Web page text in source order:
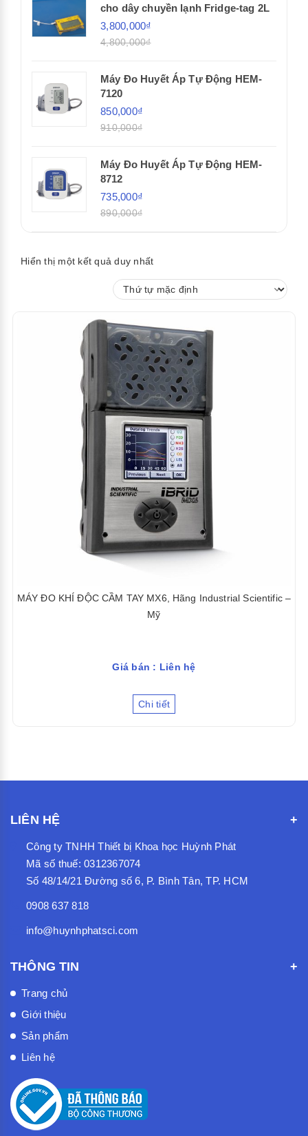
cho dây chuyền lạnh Fridge-tag 2L
3,800,000₫
4,800,000₫
Máy Đo Huyết Áp Tự Động HEM-
7120
850,000₫
910,000₫
Máy Đo Huyết Áp Tự Động HEM-
8712
735,000₫
890,000₫
Hiển thị một kết quả duy nhất
MÁY ĐO KHÍ ĐỘC CẦM TAY MX6, Hãng Industrial Scientific –
Mỹ
Giá bán : Liên hệ
Chi tiết
LIÊN HỆ
Công ty TNHH Thiết bị Khoa học Huỳnh Phát
Mã số thuế: 0312367074
Số 48/14/21 Đường số 6, P. Bình Tân, TP. HCM
0908 637 818
info@huynhphatsci.com
THÔNG TIN
Trang chủ
Giới thiệu
Sản phẩm
Liên hệ